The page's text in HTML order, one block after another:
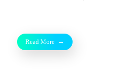
Read More